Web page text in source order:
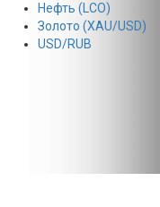
Нефть (LCO)
Золото (XAU/USD)
USD/RUB